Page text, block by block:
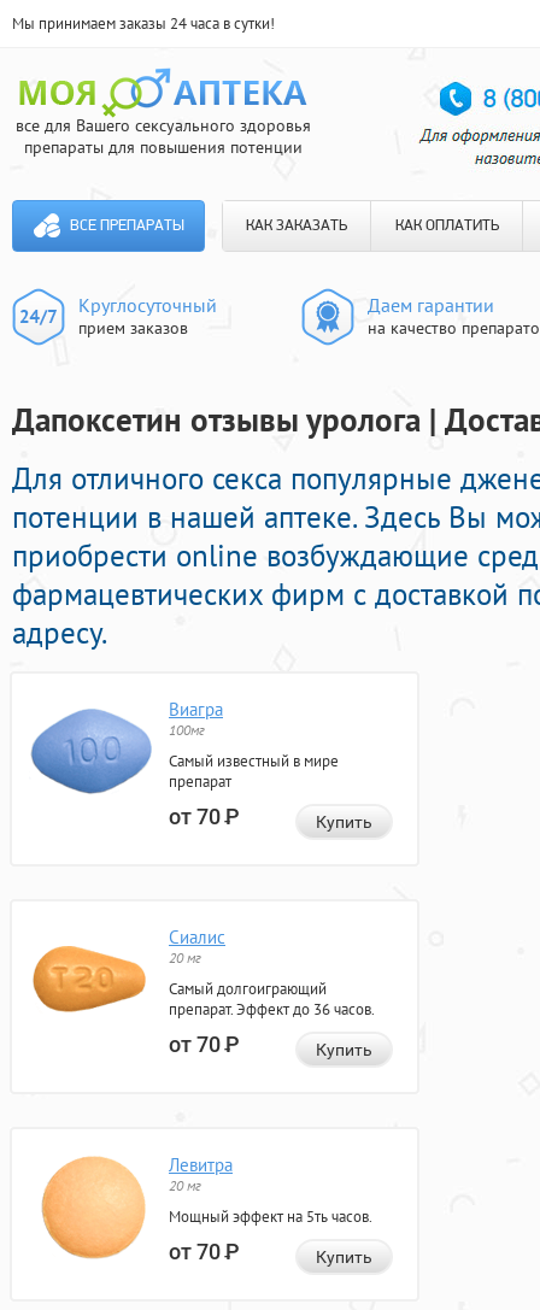
Мы принимаем заказы 24 часа в сутки!
все для Вашего сексуального здоровья
препараты для повышения потенции
ВСЕ ПРЕПАРАТЫ КАК ЗАКАЗАТЬ КАК ОПЛАТИТЬ
Круглосуточный
прием заказов
Даем гарантии
на качество
Дапоксетин отзывы уролога |
Для отличного секса популярные
потенции в нашей аптеке. Здесь Вы
приобрести online возбуждающие
фармацевтических фирм с доставкой
адресу.
Виагра
100мг
Самый известный в мире
препарат
от 70Р Купить
Сиалис
20 мг
Самый долгоиграющий
препарат. Эффект до 36 часов.
от 70Р Купить
Левитра
20 мг
Мощный эффект на 5ть часов.
от 70Р Купить